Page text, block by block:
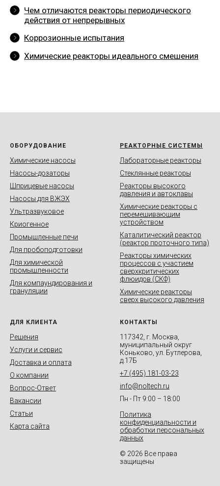
Чем отличаются реакторы периодического
действия от непрерывных
Коррозионные испытания
Химические реакторы идеального смешения
ОБОРУДОВАНИЕ
Химические насосы
Насосы-дозаторы
Шприцевые насосы
Насосы для ВЖЭХ
Ультразвуковое
Криогенное
Промышленные печи
Для пробоподготовки
Для химической
промышленности
Для компаундирования и
грануляции
РЕАКТОРНЫЕ СИСТЕМЫ
Лабораторные реакторы
Стеклянные реакторы
Реакторы высокого
давления и автоклавы
Химические реакторы с
перемешивающим
устройством
Каталитический реактор
(реактор проточного типа)
Реакторы химических
процессов с участием
сверхкритических
флюидов (СКФ)
Химические реакторы
сверх высокого давления
ДЛЯ КЛИЕНТА
Решения
Услуги и сервис
Доставка и оплата
О компании
Вопрос-Ответ
Вакансии
Статьи
Карта сайта
КОНТАКТЫ
117342, г. Москва,
муниципальный округ
Коньково, ул. Бутлерова,
д.17Б
+7 (495) 181-03-23
info@noltech.ru
Пн - Пт 9:00 – 18:00
Политика
конфиденциальности и
обработки персональных
данных
© 2026 Все права
защищены